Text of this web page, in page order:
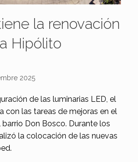
la renovación
Hipólito
2025
de las luminarias LED, el
con las tareas de mejoras en el
Don Bosco. Durante los
la colocación de las nuevas